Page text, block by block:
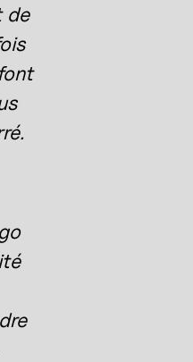
de